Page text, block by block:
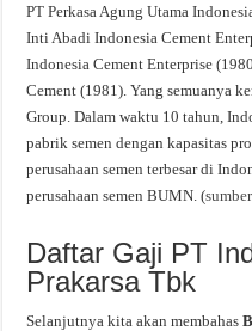
PT Perkasa Agung Utama
Inti Abadi Indonesia Cement
Indonesia Cement Enterprise
Cement (1981). Yang semuanya
Group. Dalam waktu 10 tahun,
pabrik semen dengan kapasitas
perusahaan semen terbesar di
perusahaan semen BUMN. (sumber
Daftar Gaji PT
Prakarsa Tbk
Selanjutnya kita akan membahas